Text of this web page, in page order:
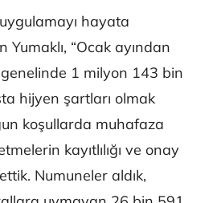
hayata
“Ocak ayından
1 milyon 143 bin
hijyen şartları olmak
koşullarda muhafaza
kayıtlılığı ve onay
Numuneler aldık,